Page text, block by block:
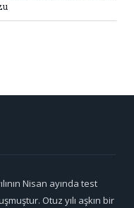
Nisan ayında test
Otuz yılı aşkın bir